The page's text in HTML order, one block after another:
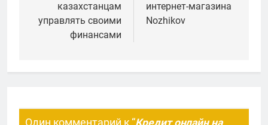
казахстанцам
управлять своими
финансами
интернет-магазина
Nozhikov
Один комментарий к “Кредит онлайн на